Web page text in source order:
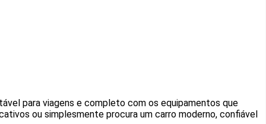
para viagens e completo com os equipamentos que
ou simplesmente procura um carro moderno, confiável